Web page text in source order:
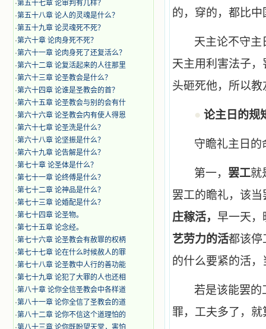
·第五十七章 论审判有几样？
·第五十八章 论人的灵魂是什么？
·第五十九章 论灵魂死不死？
·第六十章 论肉身死不死？
·第六十一章 论肉身死了还复活么？
·第六十二章 论复活起来的人往那里
·第六十三章 论圣教会是什么？
·第六十四章 论谁是圣教会的首？
·第六十五章 论圣教会与别的会有什
·第六十六章 论圣教会内有使人得恩
·第六十七章 论圣洗是什么？
·第六十八章 论坚振是什么？
·第六十九章 论告解是什么？
·第七十章 论圣体是什么？
·第七十一章 论终傅是什么？
·第七十二章 论神品是什么？
·第七十三章 论婚配是什么？
·第七十四章 论圣物。
·第七十五章 论念经。
·第七十六章 论圣教会有赦罪的权柄
·第七十七章 论在什么时候赦人的罪
·第七十八章 论圣教中人行的善功能
·第七十九章 论犯了大罪的人也还相
·第八十章 论你全信圣教会中各样道
·第八十一章 论你全信了圣教会的道
·第八十二章 论你不信这个道理怕的
·第八十三章 论你既盼望天堂，害怕
的，穿的，都比中
天主论不守主
天主用利害法子
头砸死他，所以
● 论主日的规
守瞻礼主日的
第一， 罢工就
罢工的瞻礼，该
庄稼活， 早一天，
艺劳力的活都该停
的什么要紧的活
若是该能罢的
罪，工夫多了，就